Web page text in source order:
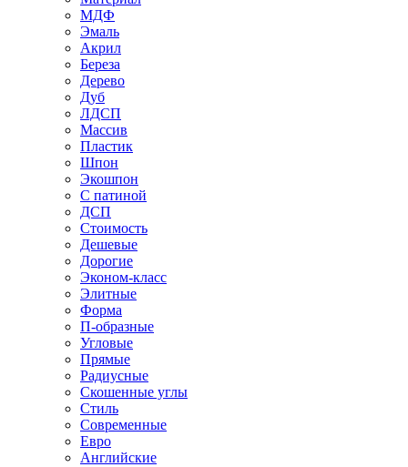
МДФ
Эмаль
Акрил
Береза
Дерево
Дуб
ЛДСП
Массив
Пластик
Шпон
Экошпон
С патиной
ДСП
Стоимость
Дешевые
Дорогие
Эконом-класс
Элитные
Форма
П-образные
Угловые
Прямые
Радиусные
Скошенные углы
Стиль
Современные
Евро
Английские